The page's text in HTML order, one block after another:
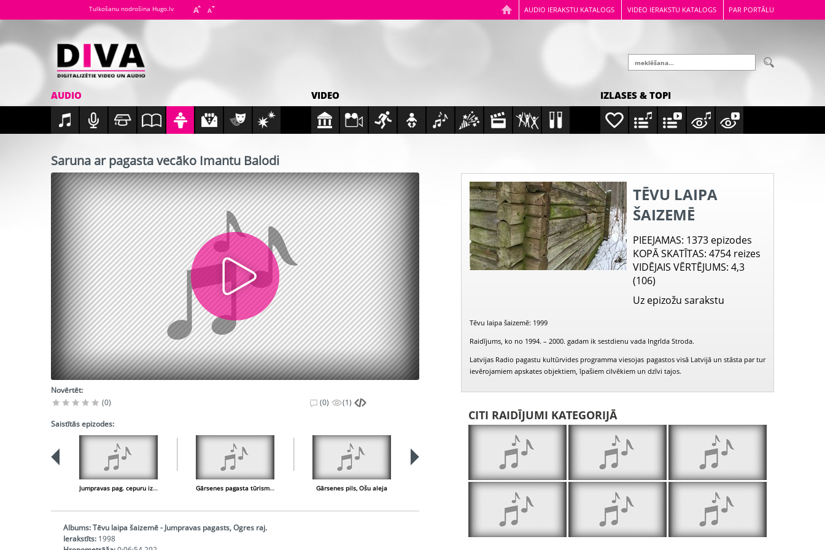
AUDIO IERAKSTU KATALOGS VIDEO IERAKSTU KATALOGS PAR PORTĀLU
Tulkošanu nodrošina Hugo.lv
AUDIO VIDEO IZLASES & TOPI
Saruna ar pagasta vecāko Imantu Balodi
Novērtēt:
(0)
(0) (1)
Saistītās epizodes:
Jumpravas pag. cepuru izgatavotāja Inita Puča Gārsenes pagasta tūrisma takas Gārsenes pils, Ošu aleja Gārsenes pagasta sakoptākā sēta Gārsenes pagasta kalnu slēpošanas taka Gārsenes pagastnams, ievērojamākie cilvēki
Albums:Tēvu laipa šaizemē - Jumpravas pagasts, Ogres raj.
Ierakstīts: 1998
TĒVU LAIPA
ŠAIZEMĒ
PIEEJAMAS: 1373 epizodes
KOPĀ SKATĪTAS: 4754 reizes
VIDĒJAIS VĒRTĒJUMS: 4,3
(106)
Uz epizožu sarakstu
Tēvu laipa šaizemē: 1999
Raidījums, ko no 1994. – 2000. gadam ik sestdienu vada Ingrīda Stroda.
Latvijas Radio pagastu kultūrvides programma viesojas pagastos visā Latvijā un stāsta par tur
ievērojamiem apskates objektiem, īpašiem cilvēkiem un dzīvi tajos.
CITI RAIDĪJUMI KATEGORIJĀ